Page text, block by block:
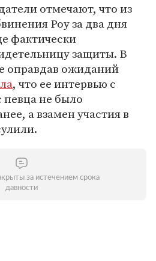
отмечают, что из
Роу за два дня
фактически
защиты. В
оправдав ожиданий
, что ее интервью с
певца не было
а взамен участия в
за истечением срока
давности